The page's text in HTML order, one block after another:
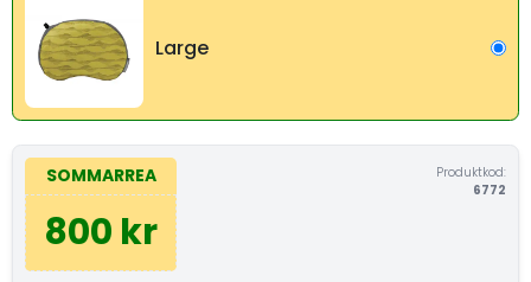
Large
SOMMARREA
800 kr
Produktkod:
6772